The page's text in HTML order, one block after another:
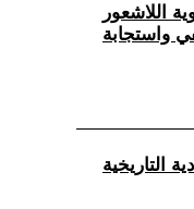
اللاشعور
واستجابة
التاريخية